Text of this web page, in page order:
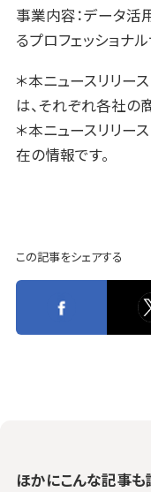
事業内容：データ
るプロフェッショナ
＊本ニュースリリー
は、それぞれ各社の
＊本ニュースリリー
在の情報です。
この記事をシェアする
ほかにこんな記事も